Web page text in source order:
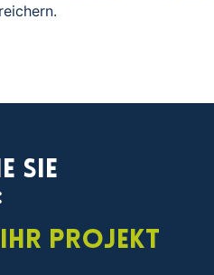
Sie
Ihr Projekt